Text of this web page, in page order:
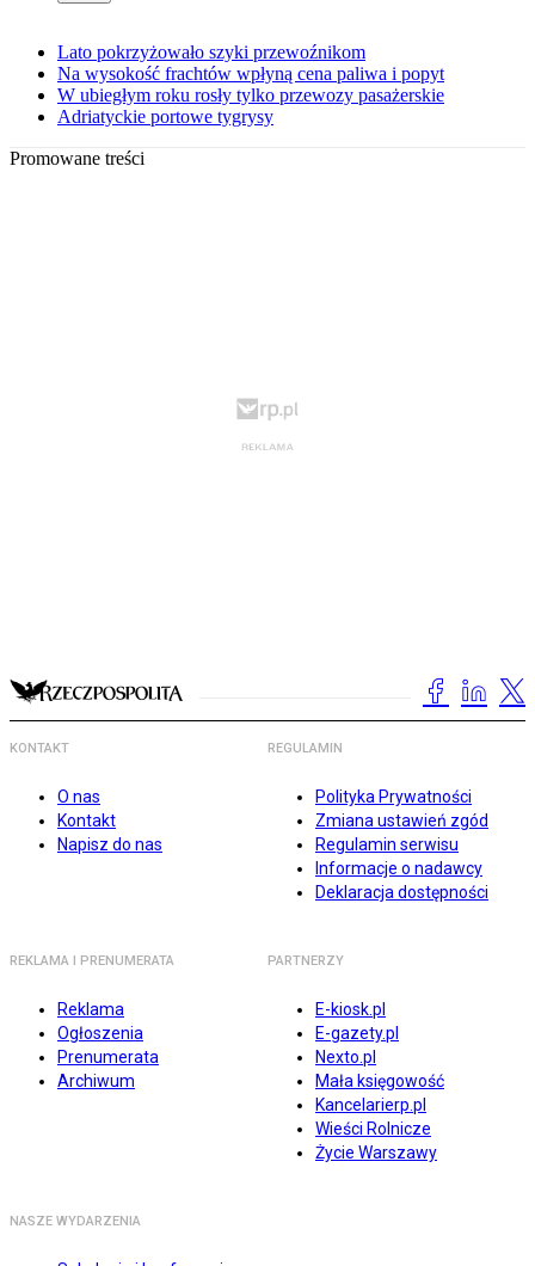
Lato pokrzyżowało szyki przewoźnikom
Na wysokość frachtów wpłyną cena paliwa i popyt
W ubiegłym roku rosły tylko przewozy pasażerskie
Adriatyckie portowe tygrysy
Promowane treści
KONTAKT
O nas
Kontakt
Napisz do nas
REGULAMIN
Polityka Prywatności
Zmiana ustawień zgód
Regulamin serwisu
Informacje o nadawcy
Deklaracja dostępności
REKLAMA I PRENUMERATA
Reklama
Ogłoszenia
Prenumerata
Archiwum
PARTNERZY
E-kiosk.pl
E-gazety.pl
Nexto.pl
Mała księgowość
Kancelarierp.pl
Wieści Rolnicze
Życie Warszawy
NASZE WYDARZENIA